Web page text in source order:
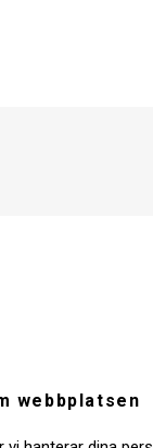
webbplatsen